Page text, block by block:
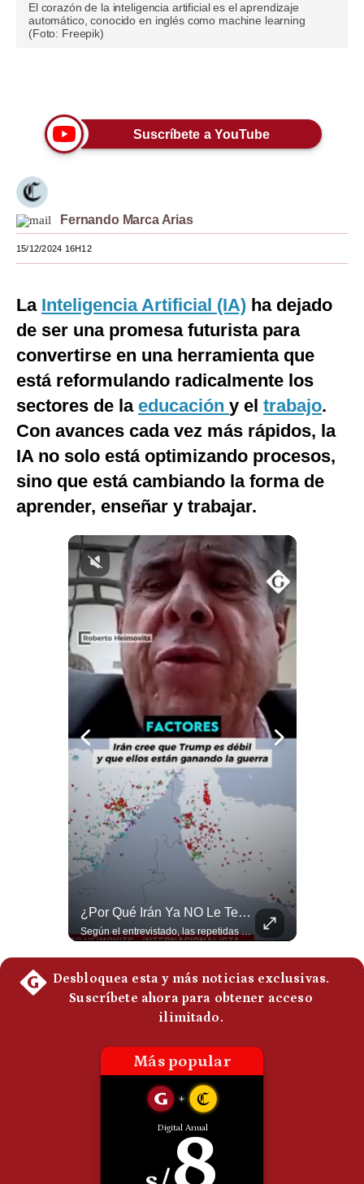
Tendencias
Moda
Estilos
Mundo
EEUU
México
Internacional
Club del Suscriptor
Mix
G de Gestión
Notas Contratadas
Podcast
Gestión TV
Fotogalerías
gestion.pe
Privacidad
El corazón de la inteligencia artificial es el aprendizaje
automático, conocido en inglés como machine learning
(Foto: Freepik)
Suscríbete a YouTube
Fernando Marca Arias
15/12/2024 16H12
La Inteligencia Artificial (IA) ha dejado
de ser una promesa futurista para
convertirse en una herramienta que
está reformulando radicalmente los
sectores de la educación y el trabajo.
Con avances cada vez más rápidos, la
IA no solo está optimizando procesos,
sino que está cambiando la forma de
aprender, enseñar y trabajar.
¿Por Qué Irán Ya NO Le Teme A Donald Trump? | #radar24